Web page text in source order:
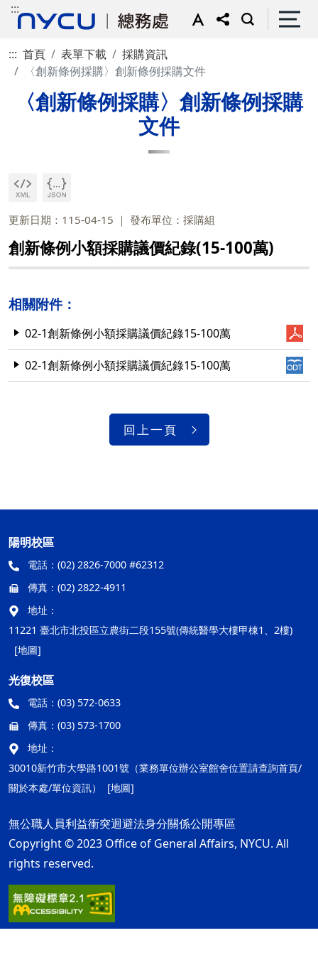
:::
::: 首頁 表單下載
採購資訊
〈創新條例採購〉創新條例採購文件
〈創新條例採購〉創新條例採購
文件
更新日期：115-04-15 發布單位：採購組
創新條例小額採購議價紀錄(15-100萬)
相關附件：
02-1創新條例小額採購議價紀錄15-100萬
02-1創新條例小額採購議價紀錄15-100萬
回上一頁
陽明校區
電話： (02) 2826-7000 #62312
傳真： (02) 2822-4911
地址：
11221 臺北市北投區立農街二段155號(傳統醫學大樓甲棟1、2樓)
[地圖]
光復校區
電話： (03) 572-0633
傳真： (03) 573-1700
地址：
30010新竹市大學路1001號（業務單位辦公室館舍位置請查詢首頁/
關於本處/單位資訊）
[地圖]
無公職人員利益衝突迴避法身分關係公開專區
Copyright © 2023 Office of General Affairs, NYCU. All
rights reserved.